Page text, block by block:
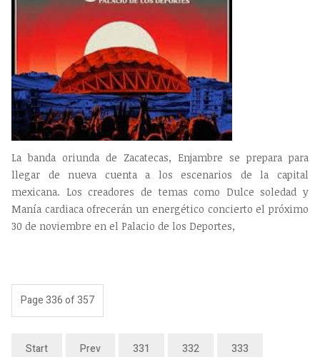
La banda oriunda de Zacatecas, Enjambre se prepara para
llegar de nueva cuenta a los escenarios de la capital
mexicana. Los creadores de temas como Dulce soledad y
Manía cardiaca ofrecerán un energético concierto el próximo
30 de noviembre en el Palacio de los Deportes,
Page 336 of 357
Start Prev 331 332 333